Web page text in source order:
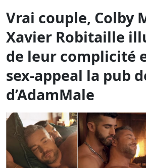
Vrai couple, Colby
Xavier Robitaille
de leur complicité
sex-appeal la pub
d’AdamMale